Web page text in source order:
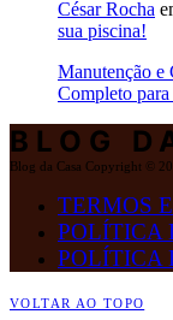
César Rocha
sua piscina!
Manutenção e
Completo para
BLOG
Blog da Casa Copyright ©
TERMOS
POLÍTICA
POLÍTICA
VOLTAR AO TOPO